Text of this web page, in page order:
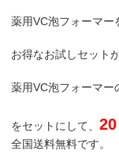
薬用VC泡フォーマー
お得なお試しセット
薬用VC泡フォーマ
をセットにして、
全国送料無料です。